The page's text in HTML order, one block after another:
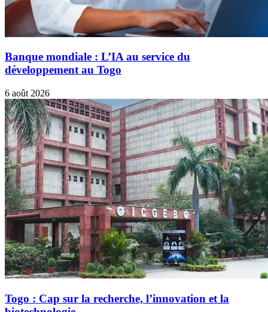
Banque mondiale : L’IA au service du
développement au Togo
6 août 2026
Togo : Cap sur la recherche, l’innovation et la